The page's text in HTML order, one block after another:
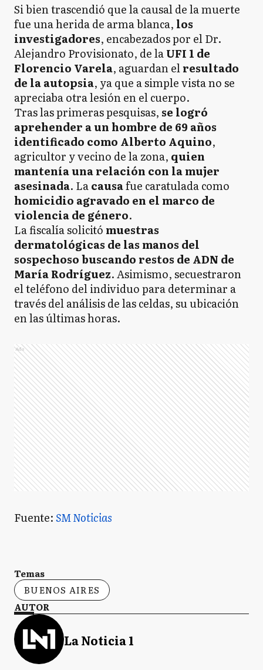
Si bien trascendió que la causal de la muerte
fue una herida de arma blanca, los
investigadores, encabezados por el Dr.
Alejandro Provisionato, de laUFI 1 de
Florencio Varela, aguardan elresultado
de la autopsia, ya que a simple vista no se
apreciaba otra lesión en el cuerpo.
Tras las primeras pesquisas, se logró
aprehender a un hombre de 69 años
identificado como Alberto Aquino,
agricultor y vecino de la zona, quien
mantenía una relación con la mujer
asesinada. Lacausafue caratulada como
homicidio agravado en el marco de
violencia de género.
La fiscalía solicitó muestras
dermatológicas de las manos del
sospechoso buscando restos de ADN de
María Rodríguez. Asimismo, secuestraron
el teléfono del individuo para determinar a
través del análisis de las celdas, su ubicación
en las últimas horas.
Ads
Fuente:SM Noticias
Temas
BUENOS AIRES
AUTOR
La Noticia 1